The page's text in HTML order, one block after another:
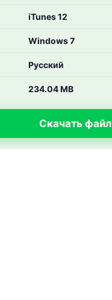
iTunes 12
Windows 7
Русский
234.04 MB
Скачать файл